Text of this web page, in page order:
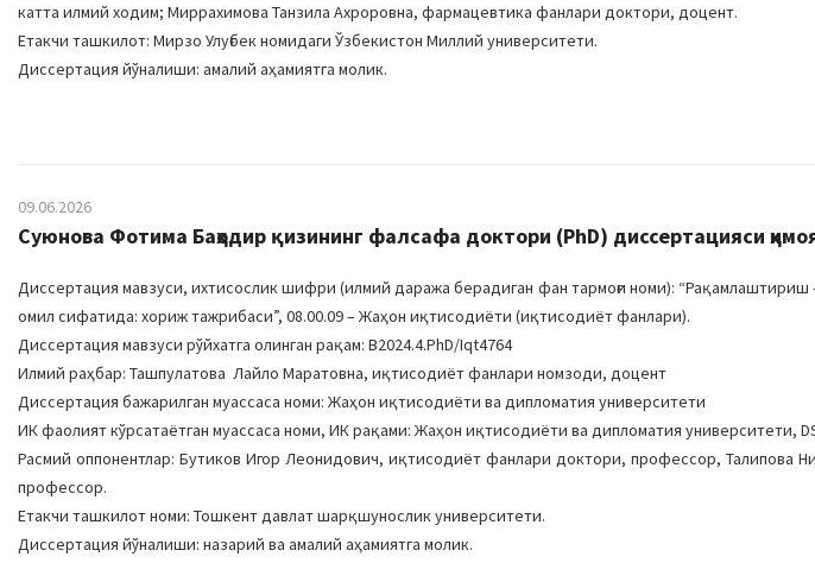
катта илмий ходим; Миррахимова Танзила Ахроровна, фармацевтика фанлари доктори, доцент.
Етакчи ташкилот: Мирзо Улуғбек номидаги Ўзбекистон Миллий университети.
Диссертация йўналиши: амалий аҳамиятга молик.
09.06.2026
Суюнова Фотима Баҳодир қизининг фалсафа доктори (PhD) диссертацияси
Диссертация мавзуси, ихтисослик шифри (илмий даража берадиган фан тармоғи номи):
омил сифатида: хориж тажрибаси”, 08.00.09 – Жаҳон иқтисодиёти (иқтисодиёт фанлари).
Диссертация мавзуси рўйхатга олинган рақам: В2024.4.PhD/Iqt4764
Илмий раҳбар: Ташпулатова Лайло Маратовна, иқтисодиёт фанлари номзоди, доцент
Диссертация бажарилган муассаса номи: Жаҳон иқтисодиёти ва дипломатия университети
ИК фаолият кўрсатаётган муассаса номи, ИК рақами: Жаҳон иқтисодиёти ва дипломатия университети,
Расмий оппонентлар: Бутиков Игор Леонидович, иқтисодиёт фанлари доктори, профессор, Талипова
профессор.
Етакчи ташкилот номи: Тошкент давлат шарқшунослик университети.
Диссертация йўналиши: назарий ва амалий аҳамиятга молик.